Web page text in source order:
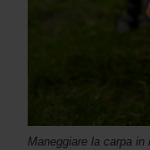
Maneggiare la carpa in